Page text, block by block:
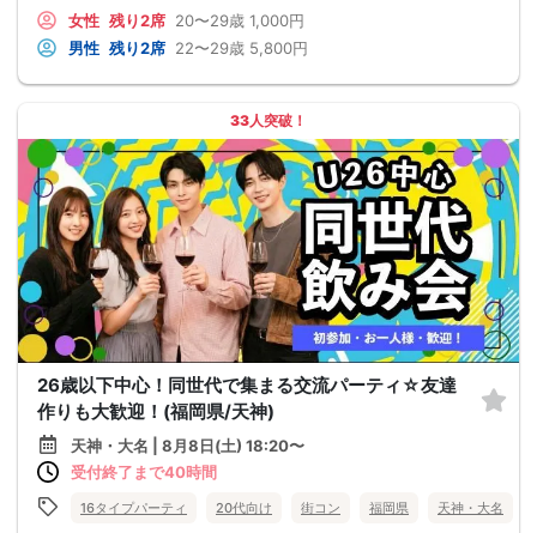
女性 残り2席 20〜29歳 1,000円
男性 残り2席 22〜29歳 5,800円
33人突破！
26歳以下中心！同世代で集まる交流パーティ☆友達
作りも大歓迎！(福岡県/天神)
天神・大名 | 8月8日(土) 18:20〜
受付終了まで40時間
16タイプパーティ 20代向け 街コン 福岡県 天神・大名